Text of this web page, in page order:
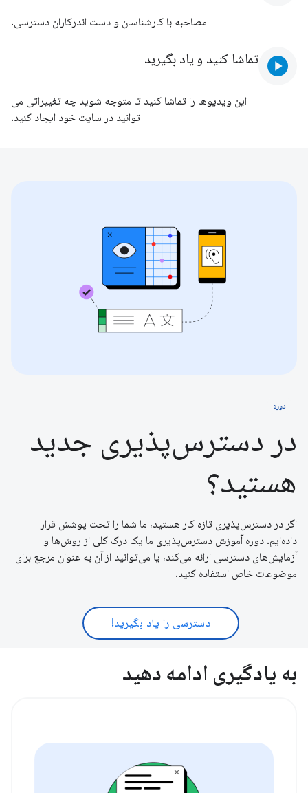
مصاحبه با کارشناسان و دست اندرکاران دسترسی.
play_circle تماشا کنید و یاد بگیرید
این ویدیوها را تماشا کنید تا متوجه شوید چه تغییراتی می
توانید در سایت خود ایجاد کنید.
دوره
در دسترس‌پذیری جدید
هستید؟
اگر در دسترس‌پذیری تازه کار هستید، ما شما را تحت پوشش قرار
داده‌ایم. دوره آموزش دسترس‌پذیری ما یک درک کلی از روش‌ها و
آزمایش‌های دسترسی ارائه می‌کند، یا می‌توانید از آن به عنوان مرجع برای
موضوعات خاص استفاده کنید.
دسترسی را یاد بگیرید!
به یادگیری ادامه دهید